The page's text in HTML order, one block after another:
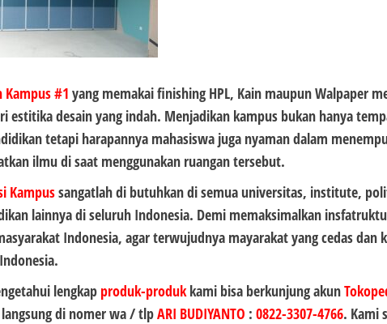
Kampus #1 yang memakai finishing HPL, Kain maupun Walpaper
estitika desain yang indah. Menjadikan kampus bukan hanya
tetapi harapannya mahasiswa juga nyaman dalam
ilmu di saat menggunakan ruangan tersebut.
Kampussangatlah di butuhkan di semua universitas, institute,
lainnya di seluruh Indonesia. Demi memaksimalkan
Indonesia, agar terwujudnya mayarakat yang cedas dan
lengkap produk-produkkami bisa berkunjung akun
di nomer wa / tlpARI BUDIYANTO : 0822-3307-4766. Kami